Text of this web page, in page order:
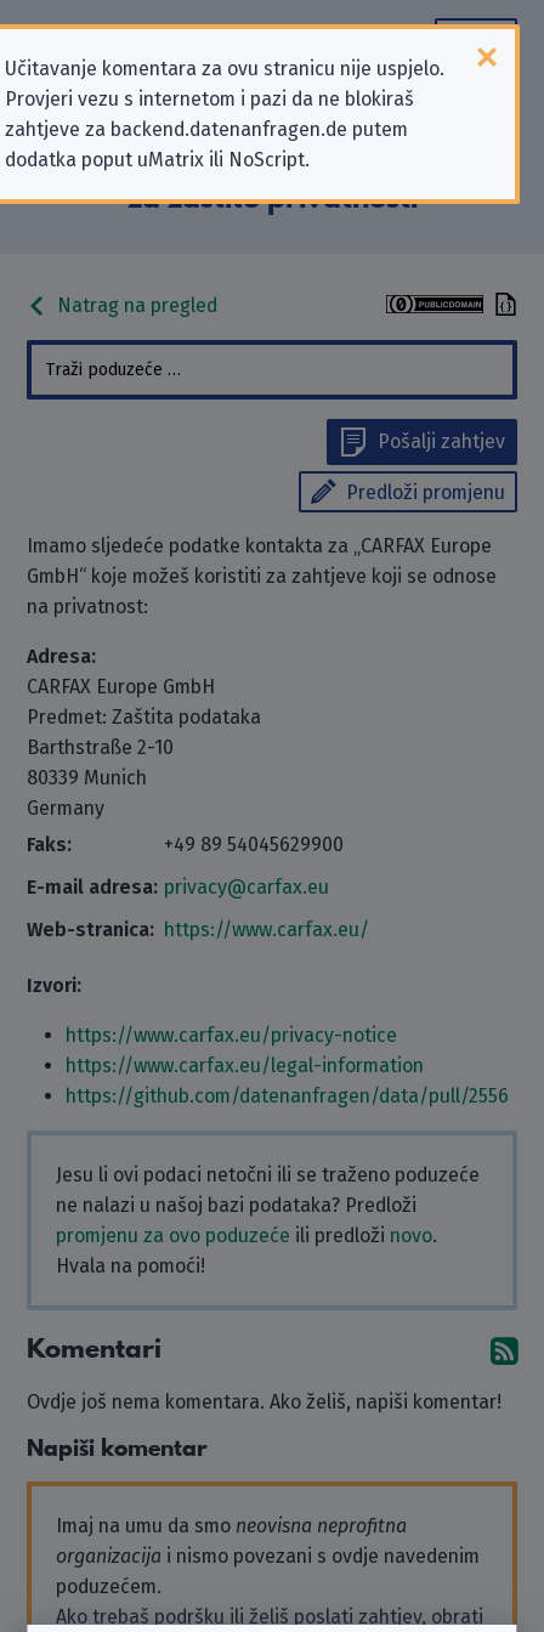
Učitavanje komentara za ovu stranicu nije uspjelo.
Provjeri vezu s internetom i pazi da ne blokiraš
zahtjeve za backend.datenanfragen.de putem
dodatka poput uMatrix ili NoScript.
Podaci kontakta „CARFAX Europe
GmbH” koji se odnose na zahtjeve
za zaštitu privatnosti
Natrag na pregled
Pošalji zahtjev
Predloži promjenu
Imamo sljedeće podatke kontakta za „CARFAX Europe
GmbH“ koje možeš koristiti za zahtjeve koji se odnose
na privatnost:
Adresa:
CARFAX Europe GmbH
Predmet: Zaštita podataka
Barthstraße 2-10
80339 Munich
Germany
Faks:
+49 89 54045629900
E-mail adresa: privacy@carfax.eu
Web-stranica: https://www.carfax.eu/
Izvori:
https://www.carfax.eu/privacy-notice
https://www.carfax.eu/legal-information
https://github.com/datenanfragen/data/pull/2556
Jesu li ovi podaci netočni ili se traženo poduzeće
ne nalazi u našoj bazi podataka? Predloži
promjenu za ovo poduzeće ili predloži novo.
Hvala na pomoći!
Komentari
Ovdje još nema komentara. Ako želiš, napiši komentar!
Napiši komentar
Imaj na umu da smo neovisna neprofitna
organizacija i nismo povezani s ovdje navedenim
poduzećem.
Ako trebaš podršku ili želiš poslati zahtjev, obrati